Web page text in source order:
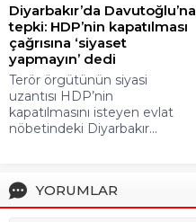
Diyarbakır’da Davutoğlu’na
tepki: HDP’nin kapatılması
çağrısına ‘siyaset
yapmayın’ dedi
Terör örgütünün siyasi
uzantısı HDP’nin
kapatılmasını isteyen evlat
nöbetindeki Diyarbakır...
YORUMLAR